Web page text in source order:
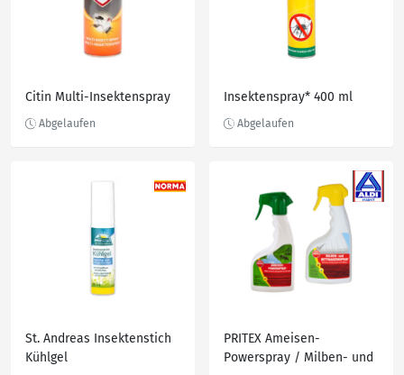
Citin Multi-Insektenspray Insektenspray* 400 ml
St. Andreas Insektenstich
Kühlgel
PRITEX Ameisen-
Powerspray / Milben- und